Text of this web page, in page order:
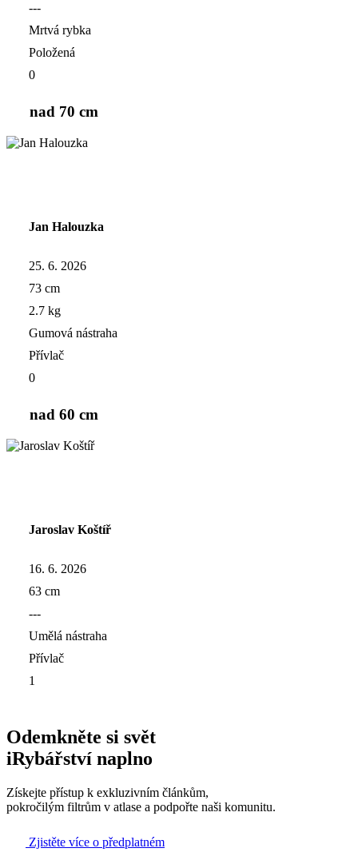
---
Mrtvá rybka
Položená
0
nad 70 cm
Jan Halouzka
25. 6. 2026
73 cm
2.7 kg
Gumová nástraha
Přívlač
0
nad 60 cm
Jaroslav Koštíř
16. 6. 2026
63 cm
---
Umělá nástraha
Přívlač
1
Odemkněte si svět
iRybářství naplno
Získejte přístup k exkluzivním článkům,
pokročilým filtrům v atlase a podpořte naši komunitu.
Zjistěte více o předplatném